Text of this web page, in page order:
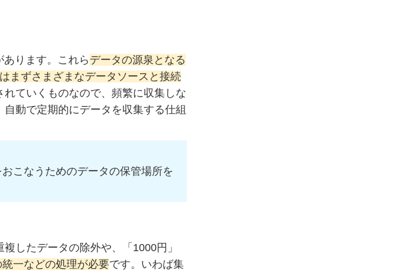
ります。これら データの源泉となる
まずさまざまなデータソースと接続
ていくものなので、頻繁に収集しな
自動で定期的にデータを収集する仕組
こなうためのデータの保管場所を
したデータの除外や、「1000円」
一などの処理が必要です。いわば集